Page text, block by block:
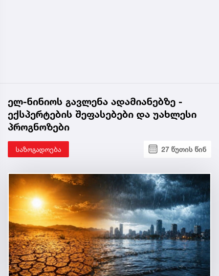
ელ-ნინიოს გავლენა ადამიანებზე -
ექსპერტების შეფასებები და უახლესი
პროგნოზები
საზოგადოება 27 წუთის წინ